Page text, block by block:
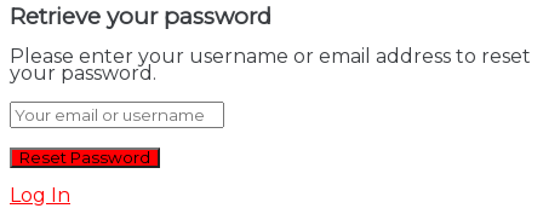
Retrieve your password
Please enter your username or email address to reset
your password.
Log In